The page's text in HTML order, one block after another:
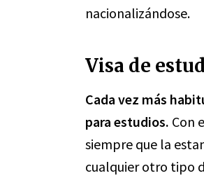
nacionalizándose.
Visa de
Cada vez más
para estudios. Con
siempre que la
cualquier otro tipo